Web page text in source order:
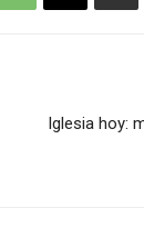
Iglesia hoy: